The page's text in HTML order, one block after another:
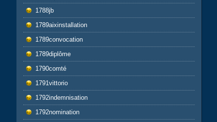
1788jb
1789aixinstallation
1789convocation
1789diplôme
1790comté
1791vittorio
1792indemnisation
1792nomination